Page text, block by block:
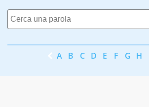
A B C D E F G H